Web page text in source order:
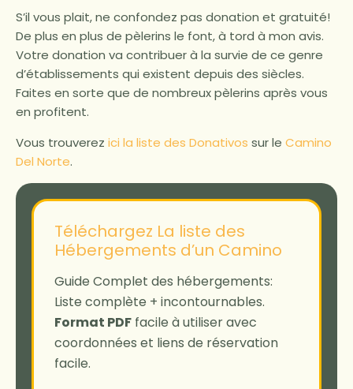
S’il vous plait, ne confondez pas donation et gratuité!
De plus en plus de pèlerins le font, à tord à mon avis.
Votre donation va contribuer à la survie de ce genre
d’établissements qui existent depuis des siècles.
Faites en sorte que de nombreux pèlerins après vous
en profitent.
Vous trouverez ici la liste des Donativos sur le Camino
Del Norte.
Téléchargez La liste des
Hébergements d’un Camino
Guide Complet des hébergements:
Liste complète + incontournables.
Format PDF facile à utiliser avec
coordonnées et liens de réservation
facile.